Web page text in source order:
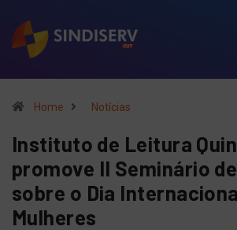
Home Notícias
Instituto de Leitura
promove II Seminário
sobre o Dia
Mulheres